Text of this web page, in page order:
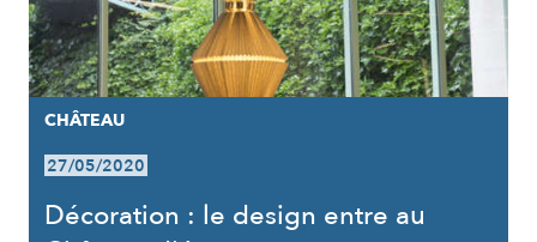
CHÂTEAU
27/05/2020
Décoration : le design entre au